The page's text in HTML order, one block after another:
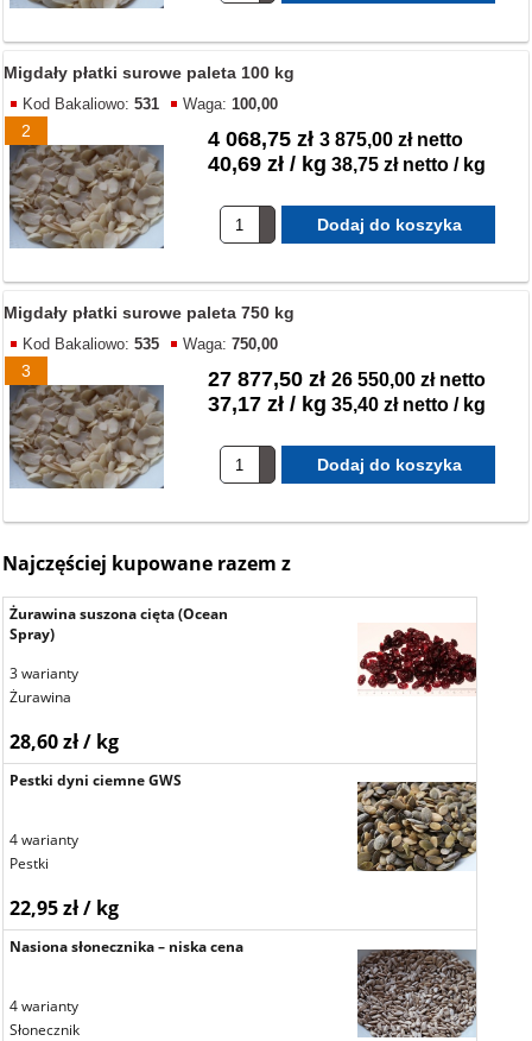
2
Migdały płatki surowe paleta 100 kg
Kod Bakaliowo:531 Waga: 100,00
4 068,75 zł 3 875,00 zł netto
40,69 zł / kg 38,75 zł netto / kg
3
Migdały płatki surowe paleta 750 kg
Kod Bakaliowo:535 Waga:750,00
27 877,50 zł 26 550,00 zł netto
37,17 zł / kg 35,40 zł netto / kg
Najczęściej kupowane razem z
Żurawina suszona cięta (Ocean
Spray)
3 warianty
Żurawina
28,60 zł / kg
Pestki dyni ciemne GWS
4 warianty
Pestki
22,95 zł / kg
Nasiona słonecznika – niska cena
4 warianty
Słonecznik